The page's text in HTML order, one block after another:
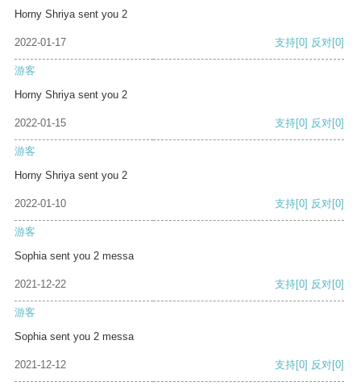
Horny Shriya sent you 2
2022-01-17 支持[0] 反对[0]
游客
Horny Shriya sent you 2
2022-01-15 支持[0] 反对[0]
游客
Horny Shriya sent you 2
2022-01-10 支持[0] 反对[0]
游客
Sophia sent you 2 messa
2021-12-22 支持[0] 反对[0]
游客
Sophia sent you 2 messa
2021-12-12 支持[0] 反对[0]